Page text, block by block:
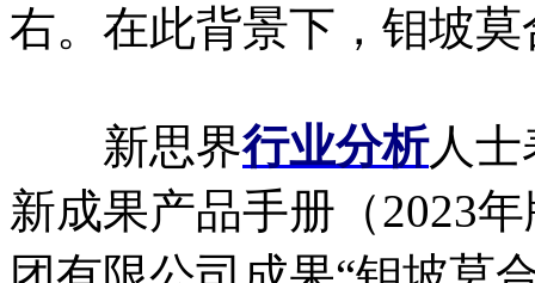
右。在此背景下，钼坡
新思界行业分析人士
新成果产品手册（2023